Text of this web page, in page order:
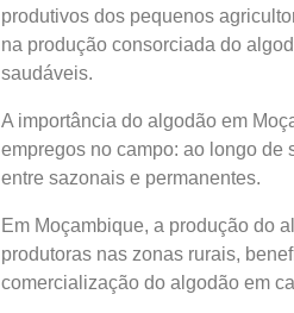
produtivos dos pequenos
na produção consorciada do
saudáveis.
A importância do algodão em
empregos no campo: ao longo de
entre sazonais e permanentes.
Em Moçambique, a produção do
produtoras nas zonas rurais,
comercialização do algodão em